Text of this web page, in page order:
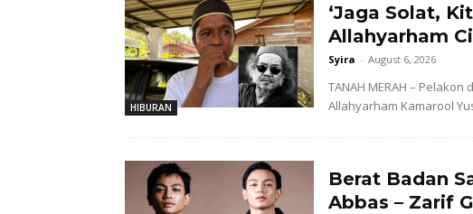
HIBURAN
‘Jaga Solat,
Allahyarham
Syira - August 6, 2026
TANAH MERAH –
Allahyarham Kamarool
Berat Badan
Abbas – Zarif